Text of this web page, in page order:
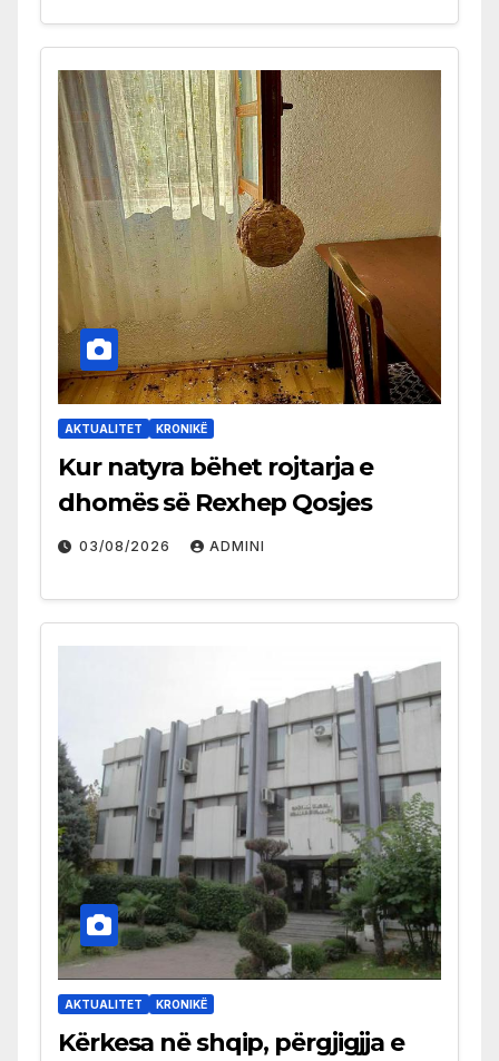
AKTUALITET KRONIKË
Kur natyra bëhet rojtarja e
dhomës së Rexhep Qosjes
03/08/2026 ADMINI
AKTUALITET KRONIKË
Kërkesa në shqip, përgjigjja e